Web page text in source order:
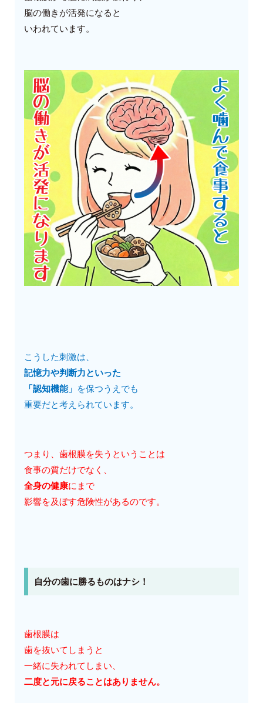
脳の働きが活発になると
いわれています。
こうした刺激は、
記憶力や判断力といった
「認知機能」 を保つうえでも
重要だと考えられています。
つまり、歯根膜を失うということは
食事の質だけでなく、
全身の健康にまで
影響を及ぼす危険性があるのです。
自分の歯に勝るものはナシ！
歯根膜は
歯を抜いてしまうと
一緒に失われてしまい、
二度と元に戻ることはありません。